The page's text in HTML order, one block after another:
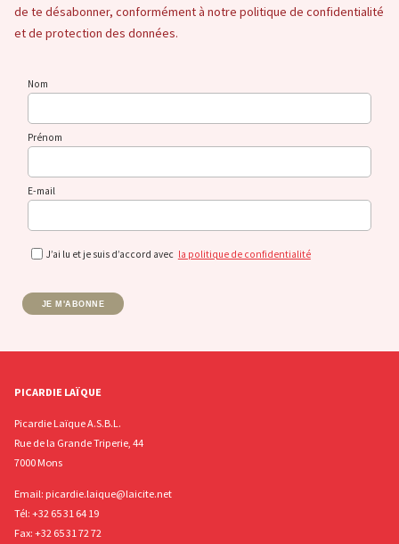
de te désabonner, conformément à notre politique de confidentialité
et de protection des données.
Nom
Prénom
E-mail
J’ai lu et je suis d’accord avec la politique de confidentialité
JE M'ABONNE
PICARDIE LAÏQUE
Picardie Laïque A.S.B.L.
Rue de la Grande Triperie, 44
7000 Mons
Email: picardie.laique@laicite.net
Tél: +32 65 31 64 19
Fax: +32 65 31 72 72